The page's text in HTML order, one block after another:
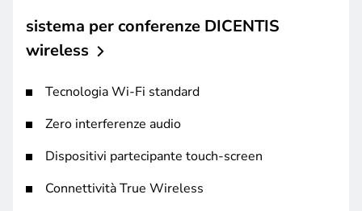
sistema per conferenze DICENTIS
wireless
Tecnologia Wi-Fi standard
Zero interferenze audio
Dispositivi partecipante touch-screen
Connettività True Wireless